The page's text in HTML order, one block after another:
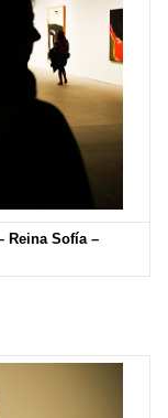
Reina Sofía –